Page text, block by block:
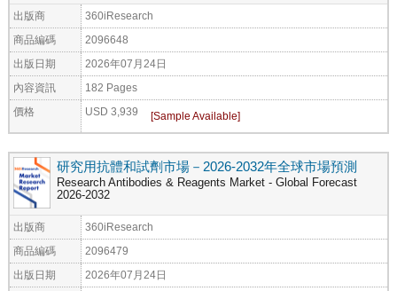
出版商 360iResearch
商品編碼 2096648
出版日期 2026年07月24日
內容資訊 182 Pages
價格 USD 3,939
研究用抗體和試劑市場－2026-2032年全球市場預測
Research Antibodies & Reagents Market - Global Forecast
2026-2032
出版商 360iResearch
商品編碼 2096479
出版日期 2026年07月24日